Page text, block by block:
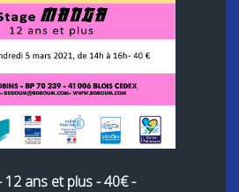
12 ans et plus - 40€ -